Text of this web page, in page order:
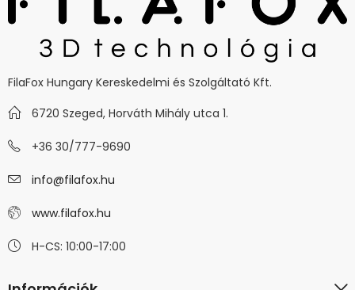
FilaFox Hungary Kereskedelmi és Szolgáltató Kft.
6720 Szeged, Horváth Mihály utca 1.
+36 30/777-9690
info@filafox.hu
www.filafox.hu
H-CS: 10:00-17:00